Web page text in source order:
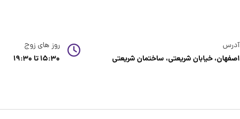
آدرس
اصفهان، خیابان شریعتی، ساختمان شریعتی
روز های زوج
15:30 تا 19:30